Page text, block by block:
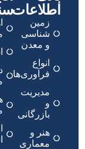
اطلاعات
زمین
شناسی
و معدن
انواع
فرآوری‌ها
مدیریت
و
بازرگانی
هنر و
معماری